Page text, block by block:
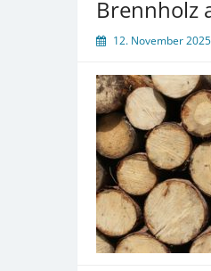
Brennholz
12. November 2025